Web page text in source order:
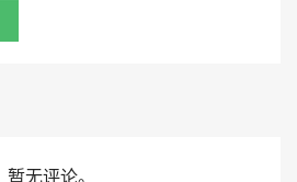
暂无评论。